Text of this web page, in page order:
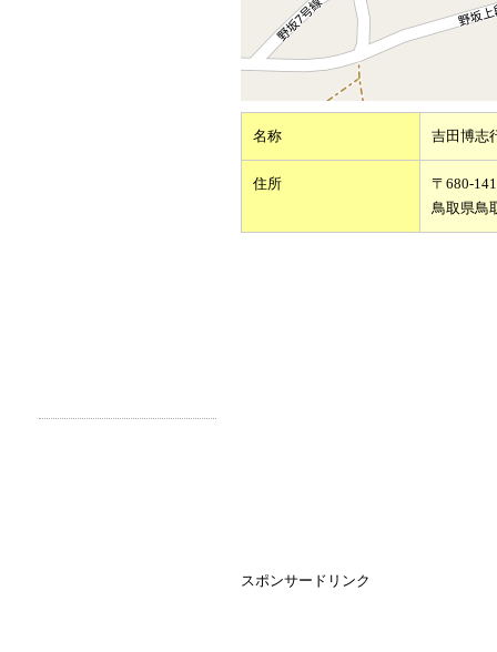
名称 吉田博志
住所
〒680-
鳥取県鳥
スポンサードリンク